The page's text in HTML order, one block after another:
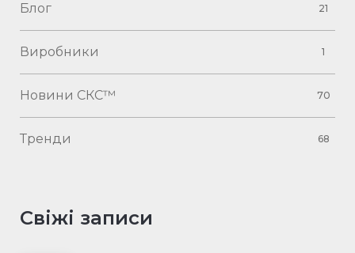
Блог 21
Виробники 1
Новини СКС™ 70
Тренди 68
Свіжі записи